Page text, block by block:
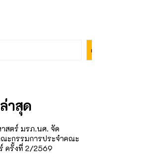
ค้นหา
าสุด
สตร์ มรภ.นศ. จัด
ะกรรมการประจำคณะ
ครั้งที่ 2/2569